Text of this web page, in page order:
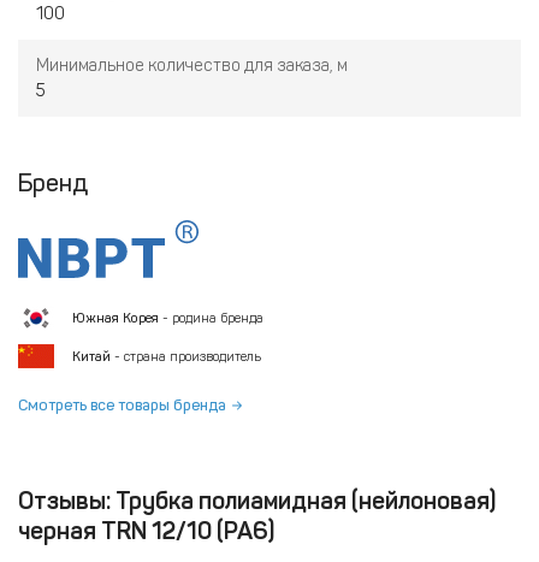
100
Минимальное количество для заказа, м
5
Бренд
Южная Корея - родина бренда
Китай - страна производитель
Смотреть все товары бренда
Отзывы: Трубка полиамидная (нейлоновая)
черная TRN 12/10 (PA6)